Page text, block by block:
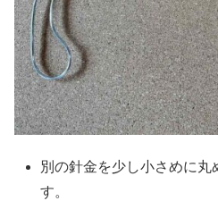
別の針金を少し小さめに丸
す。